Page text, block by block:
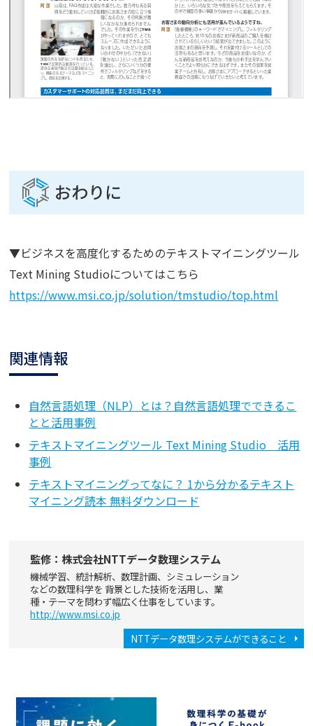
おわりに
▼ビジネスを高度化するためのテキストマイニングツール
Text Mining Studioについてはこちら
https://www.msi.co.jp/solution/tmstudio/top.html
関連情報
自然言語処理（NLP）とは？自然言語処理でできるこ
とと活用事例
テキストマイニングツール Text Mining Studio 活用
事例
テキストマイニングってなに？ 1から分かるテキスト
マイニング読本 無料ダウンロード
監修：株式会社NTTデータ数理システム
機械学習、統計解析、数理計画、シミュレーション
などの数理科学を 背景とした技術を活用し、業
種・テーマを問わず幅広く仕事をしています。
http://www.msi.co.jp
NTTデータ数理システムができること